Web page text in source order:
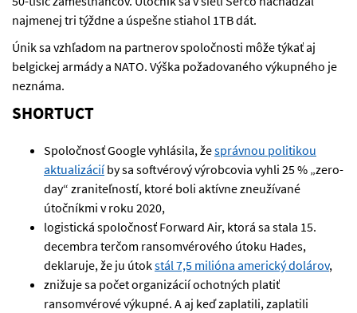
najmenej tri týždne a úspešne stiahol 1TB dát.
Únik sa vzhľadom na partnerov spoločnosti môže týkať aj
belgickej armády a NATO. Výška požadovaného výkupného je
neznáma.
SHORTUCT
Spoločnosť Google vyhlásila, žesprávnou politikou
aktualizácií by sa softvérový výrobcovia vyhli 25 % „zero-
day“ zraniteľností, ktoré boli aktívne zneužívané
útočníkmi v roku 2020,
logistická spoločnosť Forward Air, ktorá sa stala 15.
decembra terčom ransomvérového útoku Hades,
deklaruje, že ju útokstál 7,5 milióna americký dolárov,
znižuje sa počet organizácií ochotných platiť
ransomvérové výkupné. A aj keď zaplatili, zaplatili